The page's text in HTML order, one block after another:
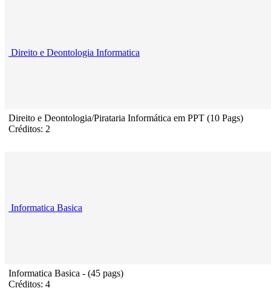
Direito e Deontologia Informatica
Direito e Deontologia/Pirataria Informática em PPT (10 Pags)
Créditos: 2
Informatica Basica
Informatica Basica - (45 pags)
Créditos: 4